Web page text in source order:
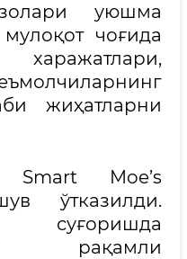
уюшма
чоғида
жиҳатларни
Moe’s
ўтказилди.
рақамли